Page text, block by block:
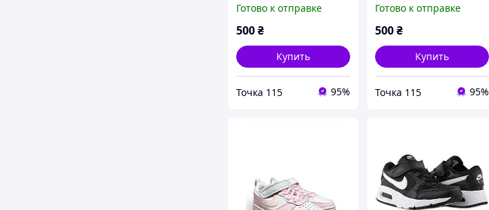
синие р31-32
Готово к отправке
500₴
Купить
Точка 115 95%
темно синие р31-32
Готово к отправке
500₴
Купить
Точка 115 95%